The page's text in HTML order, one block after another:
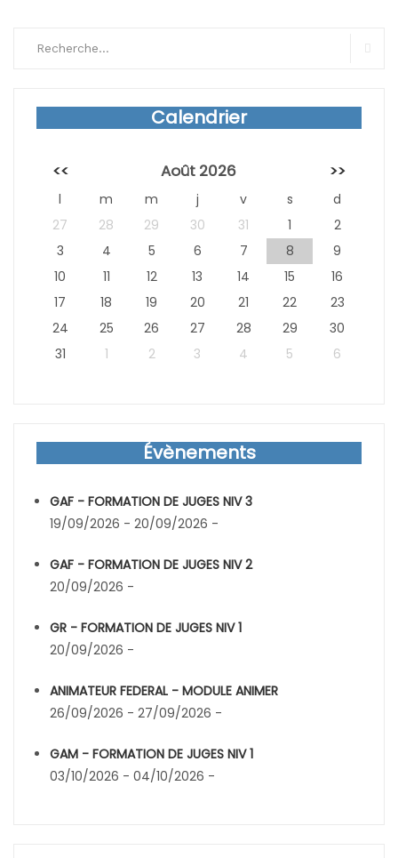
Calendrier
<< Août 2026 >>
l m m j v s
d
27
28 29 30 31 1
2
3
4 5 6 7 8
9
10
11 12 13 14 15
16
17
18 19 20 21 22
23
24
25 26 27 28 29
30
31
1 2 3 4 5 6
Évènements
GAF - FORMATION DE JUGES NIV 3
19/09/2026 - 20/09/2026 -
GAF - FORMATION DE JUGES NIV 2
20/09/2026 -
GR - FORMATION DE JUGES NIV 1
20/09/2026 -
ANIMATEUR FEDERAL - MODULE ANIMER
26/09/2026 - 27/09/2026 -
GAM - FORMATION DE JUGES NIV 1
03/10/2026 - 04/10/2026 -